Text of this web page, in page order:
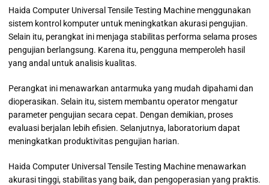
Haida Computer Universal Tensile Testing Machine menggunakan
sistem kontrol komputer untuk meningkatkan akurasi pengujian.
Selain itu, perangkat ini menjaga stabilitas performa selama proses
pengujian berlangsung. Karena itu, pengguna memperoleh hasil
yang andal untuk analisis kualitas.
Perangkat ini menawarkan antarmuka yang mudah dipahami dan
dioperasikan. Selain itu, sistem membantu operator mengatur
parameter pengujian secara cepat. Dengan demikian, proses
evaluasi berjalan lebih efisien. Selanjutnya, laboratorium dapat
meningkatkan produktivitas pengujian harian.
Haida Computer Universal Tensile Testing Machine menawarkan
akurasi tinggi, stabilitas yang baik, dan pengoperasian yang praktis.